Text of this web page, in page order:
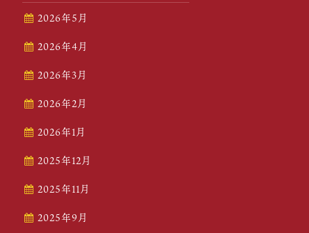
2026年5月
2026年4月
2026年3月
2026年2月
2026年1月
2025年12月
2025年11月
2025年9月